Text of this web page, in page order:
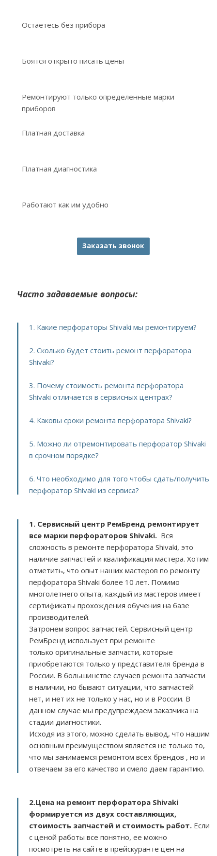
Остаетесь без прибора
Боятся открыто писать цены
Ремонтируют только определенные марки
приборов
Платная доставка
Платная диагностика
Работают как им удобно
Заказать звонок
Часто задаваемые вопросы:
1. Какие перфораторы Shivaki мы ремонтируем?
2. Сколько будет стоить ремонт перфоратора
Shivaki?
3. Почему стоимость ремонта перфоратора
Shivaki отличается в сервисных центрах?
4. Каковы сроки ремонта перфоратора Shivaki?
5. Можно ли отремонтировать перфоратор Shivaki
в срочном порядке?
6. Что необходимо для того чтобы сдать/получить
перфоратор Shivaki из сервиса?
1. Сервисный центр РемБренд ремонтирует
все марки перфораторов Shivaki. Вся
сложность в ремонте перфоратора Shivaki, это
наличие запчастей и квалификация мастера. Хотим
отметить, что опыт наших мастеров по ремонту
перфоратора Shivaki более 10 лет. Помимо
многолетнего опыта, каждый из мастеров имеет
сертификаты прохождения обучения на базе
производителей.
Затронем вопрос запчастей. Сервисный центр
РемБренд использует при ремонте
только оригинальные запчасти, которые
приобретаются только у представителя бренда в
России. В большинстве случаев ремонта запчасти
в наличии, но бывают ситуации, что запчастей
нет, и нет их не только у нас, но и в России. В
данном случае мы предупреждаем заказчика на
стадии диагностики.
Исходя из этого, можно сделать вывод, что нашим
основным преимуществом является не только то,
что мы занимаемся ремонтом всех брендов , но и
отвечаем за его качество и смело даем гарантию.
2.Цена на ремонт перфоратора Shivaki
формируется из двух составляющих,
стоимость запчастей и стоимость работ. Если
с ценой работы все понятно, ее можно
посмотреть на сайте в прейскуранте цен на